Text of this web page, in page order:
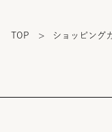
TOP > ショッピング